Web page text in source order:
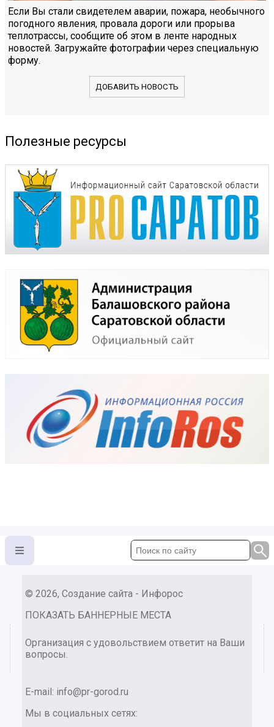
Если Вы стали свидетелем аварии, пожара, необычного
погодного явления, провала дороги или прорыва
теплотрассы, сообщите об этом в ленте народных
новостей. Загружайте фотографии через специальную
форму.
ДОБАВИТЬ НОВОСТЬ
Полезные ресурсы
© 2026, Создание сайта - Инфорос
ПОКАЗАТЬ БАННЕРНЫЕ МЕСТА
Организация с удовольствием ответит на Ваши
вопросы.
E-mail: info@pr-gorod.ru
Мы в социальных сетях: